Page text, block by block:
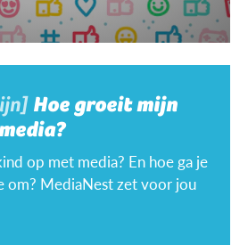
Hoe groeit mijn
op met media? En hoe ga je
om? MediaNest zet voor jou